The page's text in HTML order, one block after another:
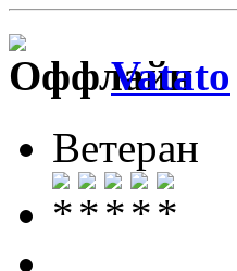
Vatato
Ветеран